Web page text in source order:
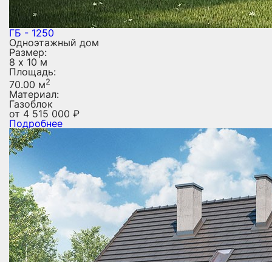
ГБ - 1250
Одноэтажный дом
Размер:
8 х 10 м
Площадь:
70.00 м2
Материал:
Газоблок
от 4 515 000 ₽
Подробнее